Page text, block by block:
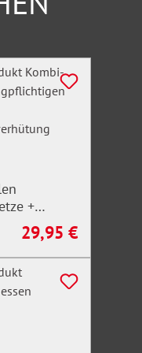
+
Regulärer Preis:
29,95 €